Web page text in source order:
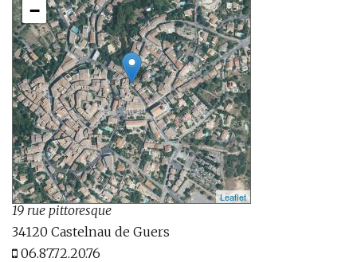
−
Leaflet
19 rue pittoresque
34120 Castelnau de Guers
06.87.72.20.76